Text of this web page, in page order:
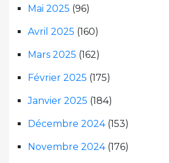
Mai 2025 (96)
Avril 2025 (160)
Mars 2025 (162)
Février 2025 (175)
Janvier 2025 (184)
Décembre 2024(153)
Novembre 2024(176)